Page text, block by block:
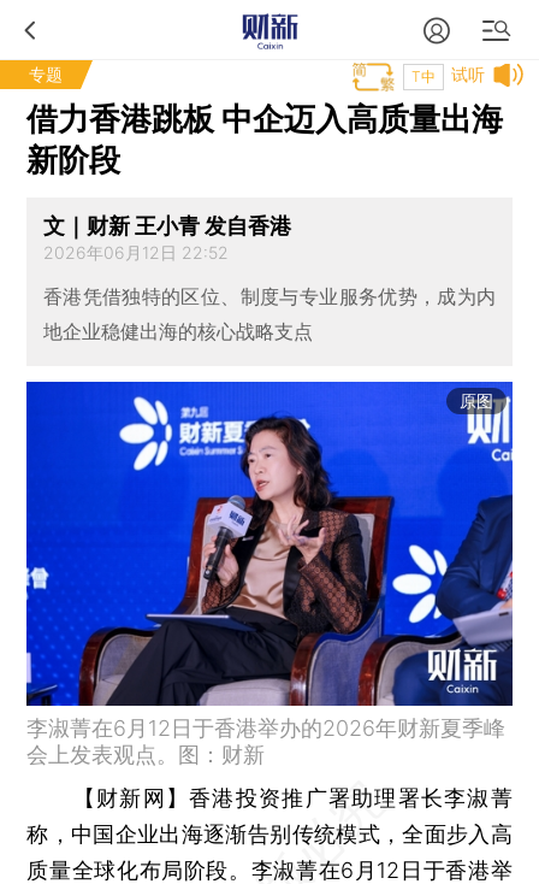
专题 试听
T中
借力香港跳板 中企迈入高质量出海
新阶段
文｜财新 王小青 发自香港
2026年06月12日 22:52
香港凭借独特的区位、制度与专业服务优势，成为内
地企业稳健出海的核心战略支点
原图
李淑菁在6月12日于香港举办的2026年财新夏季峰
会上发表观点。图：财新
【财新网】香港投资推广署助理署长李淑菁
称，中国企业出海逐渐告别传统模式，全面步入高
质量全球化布局阶段。李淑菁在6月12日于香港举